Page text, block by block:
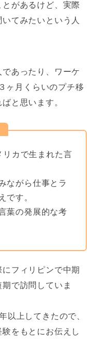
があるけど、実際
てみたいという人
あったり、ワーケ
ヶ月くらいのプチ移
と思います。
カで生まれた言
ながら仕事とラ
です。
葉の発展的な考
フィリピンで中期
で訪問していま
以上してきたので、
をもとにお伝えし